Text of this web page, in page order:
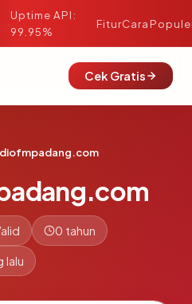
·
Uptime API:
99.95%
FiturCara
Cek Gratis
0 tahun
lalu